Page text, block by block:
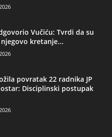
Vučiću: Tvrdi da su
kretanje...
povratak 22 radnika JP
Disciplinski postupak